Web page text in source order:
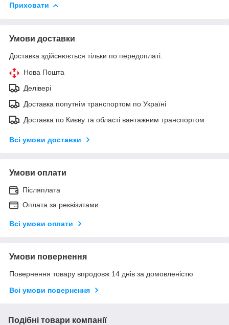
Приховати
Умови доставки
Доставка здійснюється тільки по передоплаті.
Нова Пошта
Делівері
Доставка попутнім транспортом по Україні
Доставка по Києву та області вантажним транспортом
Всі умови доставки
Умови оплати
Післяплата
Оплата за реквізитами
Всі умови оплати
Умови повернення
Повернення товару впродовж 14 днів за домовленістю
Всі умови повернення
Подібні товари компанії